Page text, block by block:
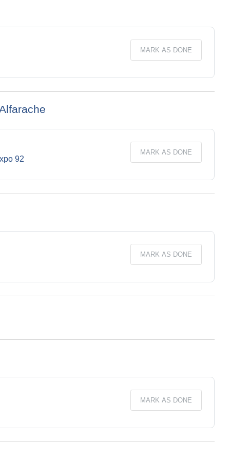
MARK AS DONE
92
MARK AS DONE
MARK AS DONE
MARK AS DONE